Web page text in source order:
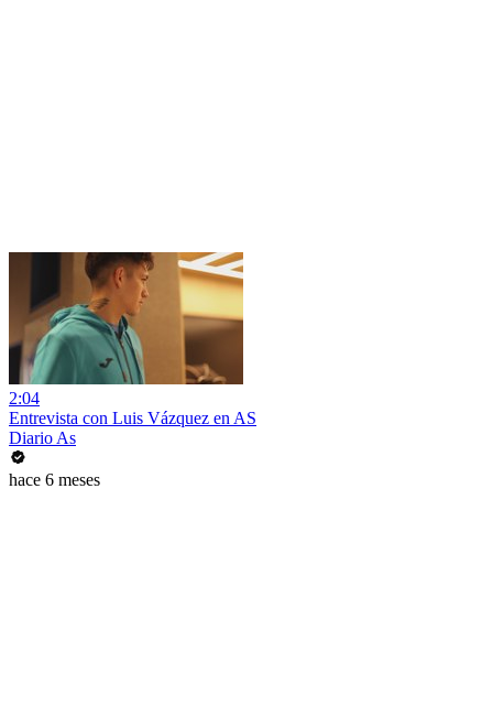
2:04
Entrevista con Luis Vázquez en AS
Diario As
hace 6 meses